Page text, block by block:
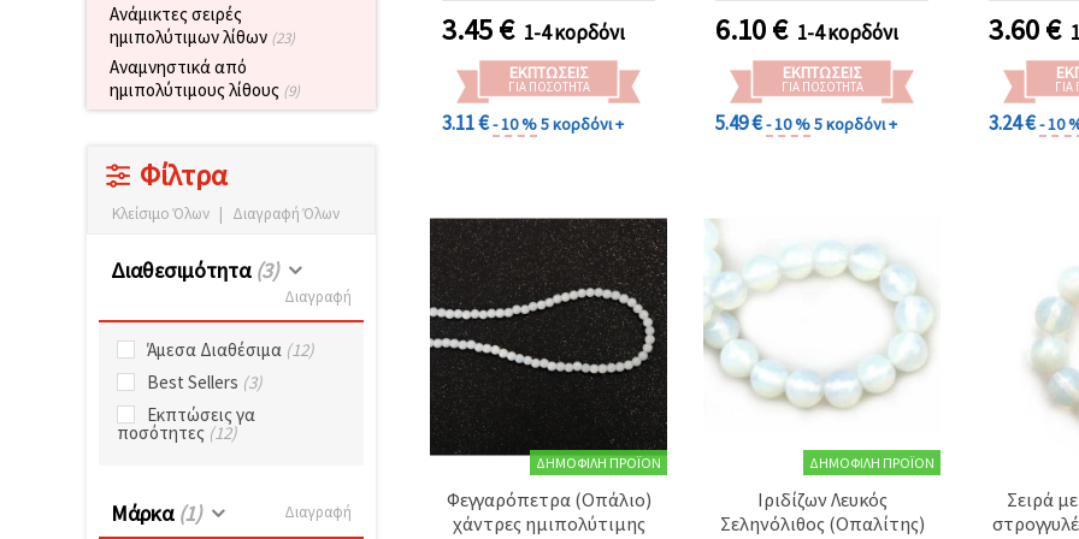
Ανάμικτες σειρές
ημιπολύτιμων λίθων (23)
Αναμνηστικά από
ημιπολύτιμους λίθους (9)
Φίλτρα
Κλείσιμο Όλων | Διαγραφή Όλων
Διαθεσιμότητα (3)
Διαγραφή
Άμεσα Διαθέσιμα (12)
Best Sellers (3)
Εκπτώσεις γα
ποσότητες (12)
Μάρκα (1) Διαγραφή
και μοναδικά σχέδια
χειροποίητων
κοσμημάτων
3.45€ 1-4 κορδόνι
ΕΚΠΤΏΣΕΙΣ
ΓΙΑ ΠΟΣΌΤΗΤΑ
3.11 €- 10 %5 κορδόνι +
κοσμημάτων,
βραχιολιών, κολιέ &
χειροτεχνίες DIY
6.10€ 1-4 κορδόνι
ΕΚΠΤΏΣΕΙΣ
ΓΙΑ ΠΟΣΌΤΗΤΑ
5.49 €- 10 %5 κορδόνι +
3.60€
3.24 €- 10
ΔΗΜΟΦΙΛΉ ΠΡΟΪΌΝ
Φεγγαρόπετρα (Οπάλιο)
χάντρες ημιπολύτιμης
ΔΗΜΟΦΙΛΉ ΠΡΟΪΌΝ
Ιριδίζων Λευκός
Σεληνόλιθος (Οπαλίτης)
Σειρά